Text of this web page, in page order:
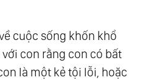
Tỉnh Tế Bào
Hồn Ánh Sáng - Thân
Thiền - Bí Mật Trường
cuộc sống khốn khổ
con rằng con có bất
là một kẻ tội lỗi, hoặc